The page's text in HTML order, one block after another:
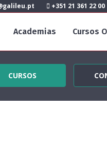
+351 21 361 22 00
Academias Cursos
CURSOS